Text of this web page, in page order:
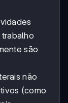
são
não
(como